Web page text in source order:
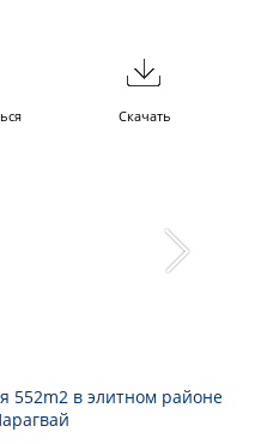
Скачать
552m2 в элитном районе